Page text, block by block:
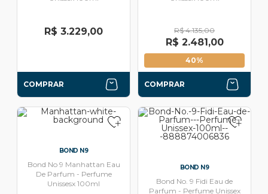
R$ 3.229,00
COMPRAR
R$ 4.135,00
R$ 2.481,00
40%
COMPRAR
BOND N9
Bond No 9 Manhattan Eau
De Parfum - Perfume
Unissesx 100ml
BOND N9
Bond No. 9 Fidi Eau de
Parfum - Perfume Unissex